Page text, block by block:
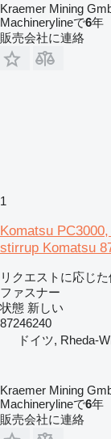
Kraemer Mining
Machinerylineで6年
販売会社に連絡
1
Komatsu
stirrup Komatsu
リクエストに応じた
ファスナー
状態 新しい
87246240
ドイツ, Rheda-
Kraemer Mining
Machinerylineで6年
販売会社に連絡